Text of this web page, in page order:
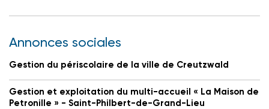
Annonces sociales
Gestion du périscolaire de la ville de Creutzwald
Gestion et exploitation du multi-accueil « La Maison de
Petronille » - Saint-Philbert-de-Grand-Lieu